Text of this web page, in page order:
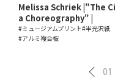
Melissa Schriek |"The
a Choreography" |
#ミュージアムプリント#半光沢紙
#アルミ複合板
01